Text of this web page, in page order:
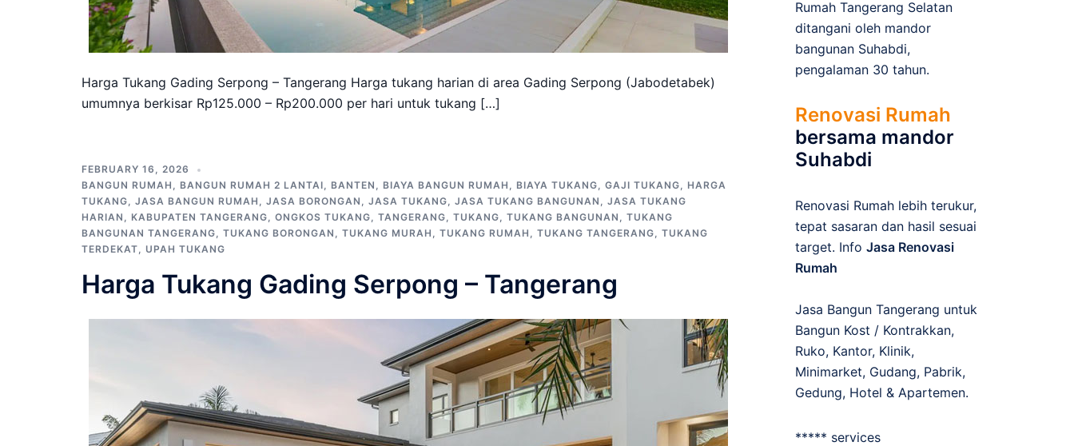
Harga Tukang Gading Serpong – Tangerang Harga tukang harian di area Gading Serpong (Jabodetabek)
umumnya berkisar Rp125.000 – Rp200.000 per hari untuk tukang […]
FEBRUARY 16, 2026
BANGUN RUMAH , BANGUN RUMAH 2 LANTAI, BANTEN , BIAYA BANGUN RUMAH , BIAYA TUKANG, GAJI TUKANG, HARGA
TUKANG, JASA BANGUN RUMAH , JASA BORONGAN , JASA TUKANG, JASA TUKANG BANGUNAN , JASA TUKANG
HARIAN , KABUPATEN TANGERANG, ONGKOS TUKANG, TANGERANG, TUKANG, TUKANG BANGUNAN , TUKANG
BANGUNAN TANGERANG, TUKANG BORONGAN , TUKANG MURAH , TUKANG RUMAH , TUKANG TANGERANG, TUKANG
TERDEKAT, UPAH TUKANG
Harga Tukang Gading Serpong – Tangerang
Rumah Tangerang Selatan
ditangani oleh mandor
bangunan Suhabdi,
pengalaman 30 tahun.
Renovasi Rumah
bersama mandor
Suhabdi
Renovasi Rumah lebih terukur,
tepat sasaran dan hasil sesuai
target. Info Jasa Renovasi
Rumah
Jasa Bangun Tangerang untuk
Bangun Kost / Kontrakkan,
Ruko, Kantor, Klinik,
Minimarket, Gudang, Pabrik,
Gedung, Hotel & Apartemen.
***** services